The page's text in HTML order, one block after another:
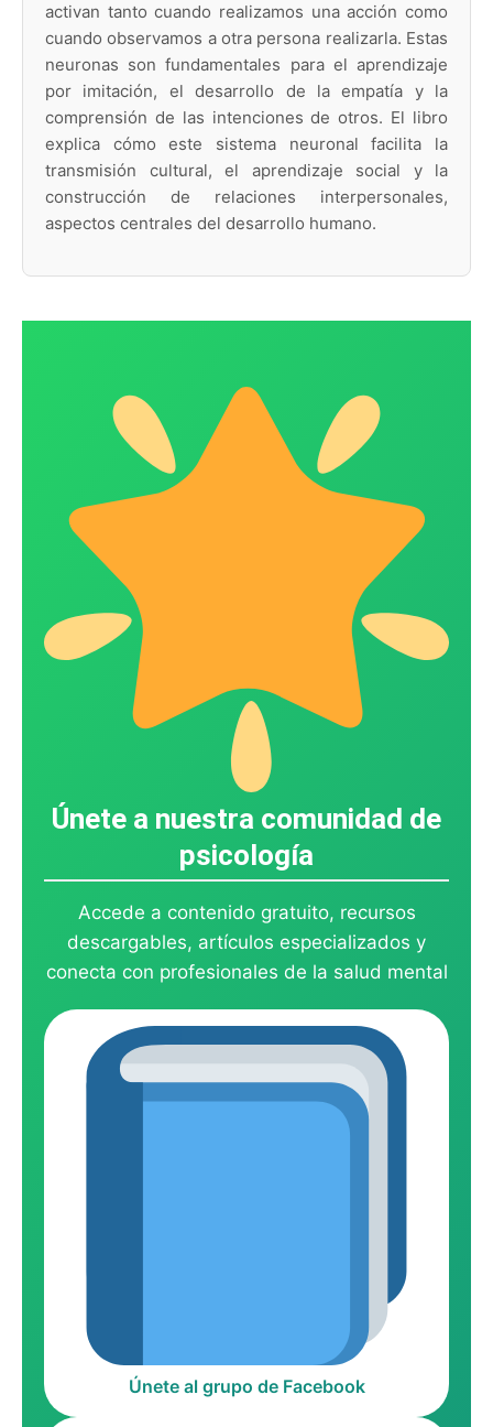
activan tanto cuando realizamos una acción como
cuando observamos a otra persona realizarla. Estas
neuronas son fundamentales para el aprendizaje
por imitación, el desarrollo de la empatía y la
comprensión de las intenciones de otros. El libro
explica cómo este sistema neuronal facilita la
transmisión cultural, el aprendizaje social y la
construcción de relaciones interpersonales,
aspectos centrales del desarrollo humano.
Únete a nuestra comunidad de
psicología
Accede a contenido gratuito, recursos
descargables, artículos especializados y
conecta con profesionales de la salud mental
Únete al grupo de Facebook